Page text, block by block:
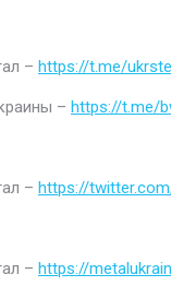
– https://t.me/
– https://t.me/
– https://
– https://